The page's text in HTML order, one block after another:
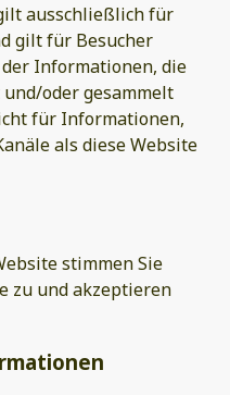
ausschließlich für
gilt für Besucher
Informationen, die
oder gesammelt
für Informationen,
als diese Website
stimmen Sie
zu und akzeptieren